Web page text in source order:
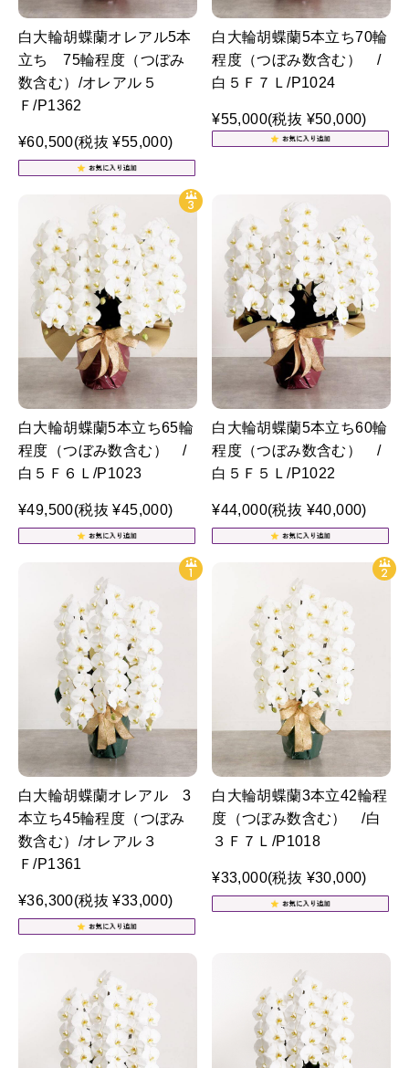
白大輪胡蝶蘭オレアル5本
立ち 75輪程度（つぼみ
数含む）/オレアル５
Ｆ/P1362
¥60,500(税抜 ¥55,000)
白大輪胡蝶蘭5本立ち70輪
程度（つぼみ数含む） /
白５Ｆ７Ｌ/P1024
¥55,000(税抜 ¥50,000)
白大輪胡蝶蘭5本立ち65輪
程度（つぼみ数含む） /
白５Ｆ６Ｌ/P1023
¥49,500(税抜 ¥45,000)
白大輪胡蝶蘭5本立ち60輪
程度（つぼみ数含む） /
白５Ｆ５Ｌ/P1022
¥44,000(税抜 ¥40,000)
白大輪胡蝶蘭オレアル 3
本立ち45輪程度（つぼみ
数含む）/オレアル３
Ｆ/P1361
¥36,300(税抜 ¥33,000)
白大輪胡蝶蘭3本立42輪程
度（つぼみ数含む） /白
３Ｆ７Ｌ/P1018
¥33,000(税抜 ¥30,000)